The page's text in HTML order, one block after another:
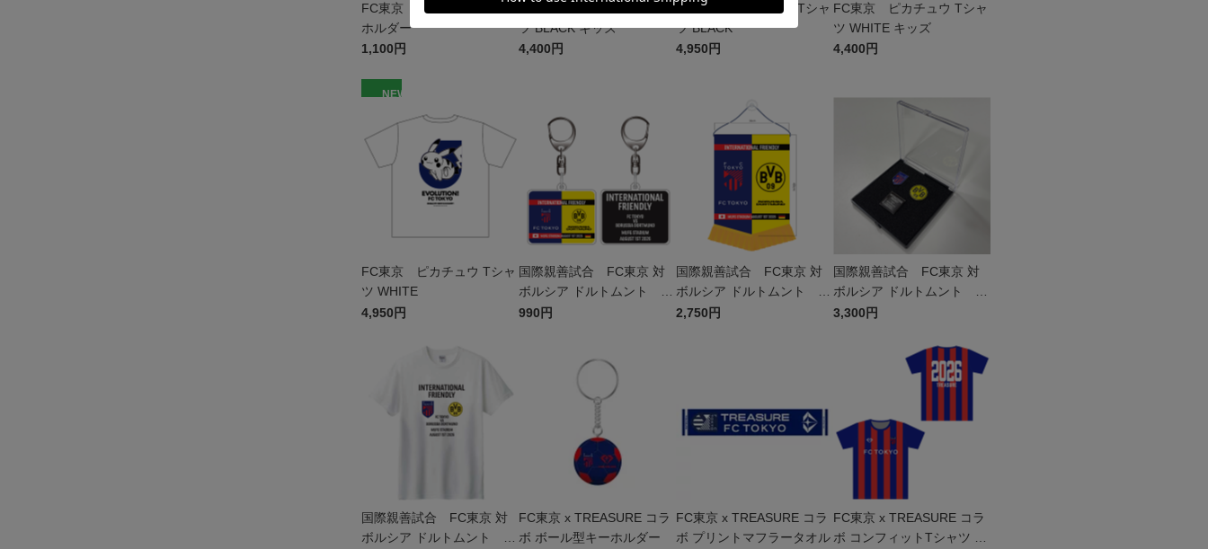
FC東京 ピカチュウ キー
ホルダー
1,100円
ツ BLACK キッズ
4,400円
FC東京 ピカチュウ Tシャ
ツ BLACK
4,950円
FC東京 ピカチュウ Tシャ
ツ WHITE キッズ
4,400円
NEW
FC東京 ピカチュウ Tシャ
ツ WHITE
4,950円
国際親善試合 FC東京 対
ボルシア ドルトムント ア
クリルキーホルダー
990円
国際親善試合 FC東京 対
ボルシア ドルトムント ペ
ナント
2,750円
国際親善試合 FC東京 対
ボルシア ドルトムント ピ
ンバッジセット
3,300円
国際親善試合 FC東京 対
ボルシア ドルトムント T
FC東京 x TREASURE コラ
ボ ボール型キーホルダー
FC東京 x TREASURE コラ
ボ プリントマフラータオル
FC東京 x TREASURE コラ
ボ コンフィットTシャツ ス